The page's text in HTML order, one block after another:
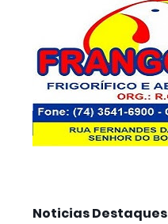
Noticias Destaques